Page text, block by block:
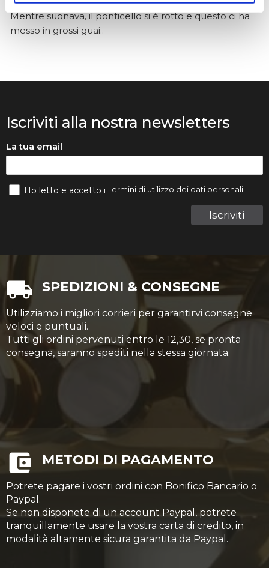
Mentre suonava, il ponticello si è rotto e questo ci ha
messo in grossi guai..
Iscriviti alla nostra newsletters
La tua email
Iscriviti
Ho letto e accetto iTermini di utilizzo dei dati personali
SPEDIZIONI & CONSEGNE
Utilizziamo i migliori corrieri per garantirvi consegne
veloci e puntuali.
Tutti gli ordini pervenuti entro le 12,30, se pronta
consegna, saranno spediti nella stessa giornata.
METODI DI PAGAMENTO
Potrete pagare i vostri ordini con Bonifico Bancario o
Paypal.
Se non disponete di un account Paypal, potrete
tranquillamente usare la vostra carta di credito, in
modalità altamente sicura garantita da Paypal.